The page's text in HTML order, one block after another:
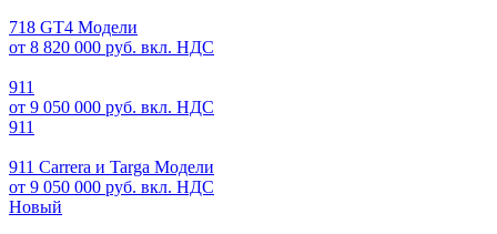
718 GT4 Модели
от 8 820 000 руб. вкл. НДС
911
от 9 050 000 руб. вкл. НДС
911
911 Carrera и Targa Модели
от 9 050 000 руб. вкл. НДС
Новый